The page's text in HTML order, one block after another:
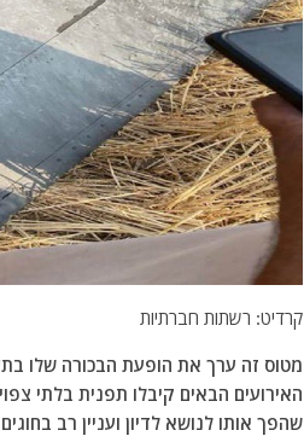
קרדיט: רשתות חברתיות
שהפך אותו לנושא לדיון ועניין רב